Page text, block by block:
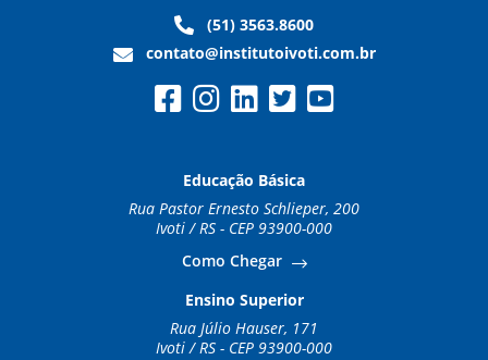
(51) 3563.8600
contato@institutoivoti.com.br
Educação Básica
Rua Pastor Ernesto Schlieper, 200
Ivoti / RS - CEP 93900-000
Como Chegar
Ensino Superior
Rua Júlio Hauser, 171
Ivoti / RS - CEP 93900-000